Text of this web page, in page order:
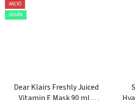
AKCIÓ
VEGÁN
Dear Klairs Freshly Juiced